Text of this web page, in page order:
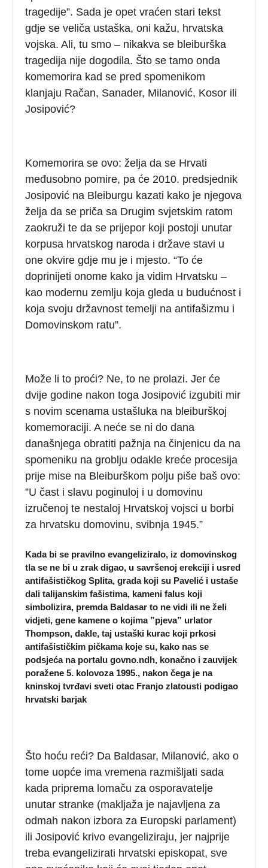
tragedije”. Sada je opet vraćen stari tekst
gdje se veliča ustaška, oni kažu, hrvatska
vojska. Ali, tu smo – nikakva se bleiburška
tragedija nije dogodila. Što se tamo onda
komemorira kad se pred spomenikom
klanjaju Račan, Sanader, Milanović, Kosor ili
Josipović?
Komemorira se ovo: želja da se Hrvati
međusobno pomire, pa će 2010. predsjednik
Josipović na Bleiburgu kazati kako je njegova
želja da se priča sa Drugim svjetskim ratom
zaokruži te da se prijepor koji postoji unutar
korpusa hrvatskog naroda i države stavi u
one okvire gdje mu je i mjesto. “To će
doprinijeti onome kako ja vidim Hrvatsku –
kao modernu zemlju koja gleda u budućnost i
koja svoju državnost temelji na antifašizmu i
Domovinskom ratu”.
Može li to proći? Ne, to ne prolazi. Jer će
dvije godine nakon toga Josipović izgubiti mir
s novim scenama ustašluka na bleiburškoj
komemoraciji. A neće se ni do dana
današnjega obratiti pažnja na činjenicu da na
spomeniku na groblju odakle kreće procesija
prije mise na Bleiburškom polju piše baš ovo:
”U čast i slavu poginuloj i u domovinu
izručenoj te nestaloj Hrvatskoj vojsci u borbi
za hrvatsku domovinu, svibnja 1945.”
Kada bi se pravilno evangeliziralo, iz domovinskog
tla se ne bi u zrak digao, u savršenoj erekciji i usred
antifašističkog Splita, grada koji su Pavelić i ustaše
dali talijanskim fašistima, kameni falus koji
simbolizira, premda Baldasar to ne vidi ili ne želi
vidjeti, gene kamene o kojima ”pjeva” urlator
Thompson, dakle, taj ustaški kurac koji prkosi
antifašističkim pičkama koje su, kako nas se
podsjeća na portalu govno.ndh, konačno i zauvijek
poražene 5. kolovoza 1995., nakon čega je na
kninskoj tvrđavi sveti otac Franjo zlatousti podigao
hrvatski barjak
Što hoću reći? Da Baldasar, Milanović, ako o
tome uopće ima vremena razmišljati sada
kada priprema lomaču za osporavatelje
unutar stranke (makljaža je najavljena za
odmah nakon izbora za Europski parlament)
ili Josipović krivo evangeliziraju, jer najprije
treba evangelizirati hrvatski episkopat, sve